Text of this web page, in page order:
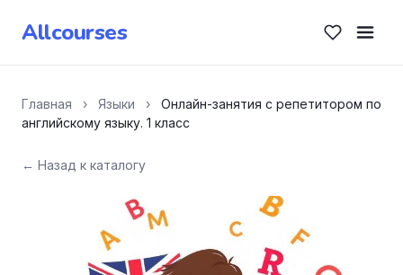
Allcourses
Главная › Языки ›
Онлайн-занятия с репетитором по
английскому языку. 1 класс
← Назад к каталогу